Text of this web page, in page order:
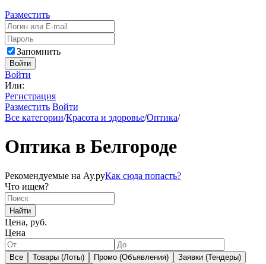
Разместить
Запомнить
Войти
Войти
Или:
Регистрация
Разместить Войти
Все категории/Красота и здоровье/Оптика/
Оптика в Белгороде
Рекомендуемые на Ау.руКак сюда попасть?
Что ищем?
Найти
Цена, руб.
Цена
Все Товары (Лоты) Промо (Объявления)
Заявки (Тендеры)